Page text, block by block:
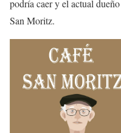
podría caer y el actual
San Moritz.